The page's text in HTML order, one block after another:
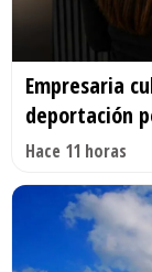
Empresaria
deportación
Hace 11 horas